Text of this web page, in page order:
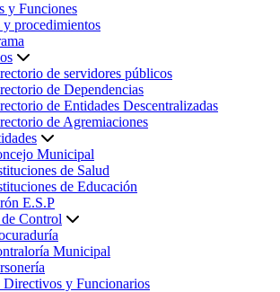
y Funciones
y procedimientos
de servidores públicos
de Dependencias
de Entidades Descentralizadas
de Agremiaciones
Municipal
de Salud
de Educación
E.S.P
Control
Municipal
Directivos y Funcionarios